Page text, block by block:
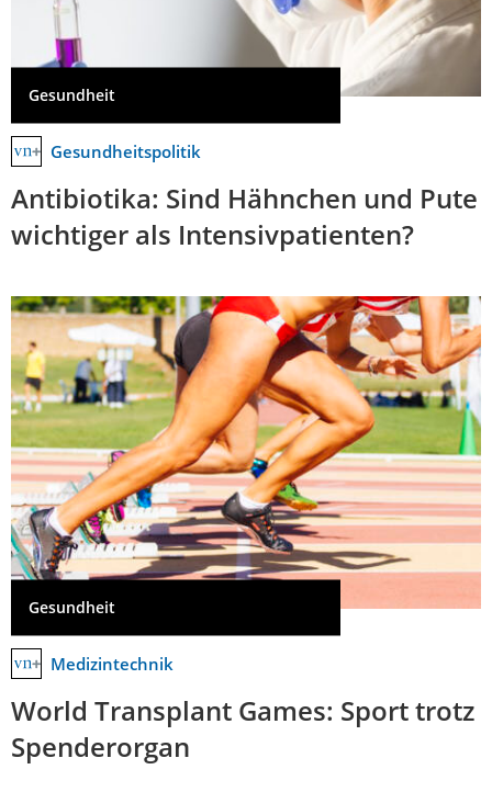
Gesundheit
Gesundheitspolitik
Antibiotika: Sind Hähnchen und Pute
wichtiger als Intensivpatienten?
Gesundheit
Medizintechnik
World Transplant Games: Sport trotz
Spenderorgan